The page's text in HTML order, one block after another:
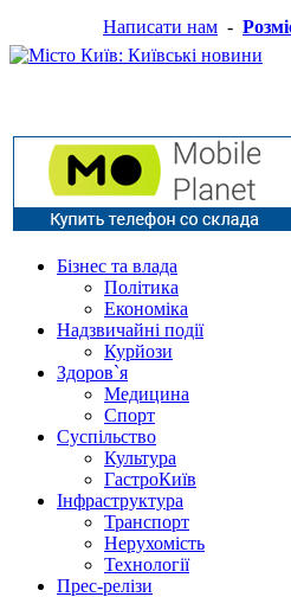
Написати нам -
Бізнес та влада
Політика
Економіка
Надзвичайні події
Курйози
Здоров`я
Медицина
Спорт
Суспільство
Культура
ГастроКиїв
Інфраструктура
Транспорт
Нерухомість
Технології
Прес-релізи